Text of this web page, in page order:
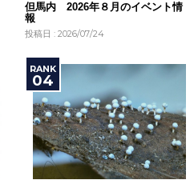
但馬内 2026年８月のイベント情
報
投稿日 : 2026/07/24